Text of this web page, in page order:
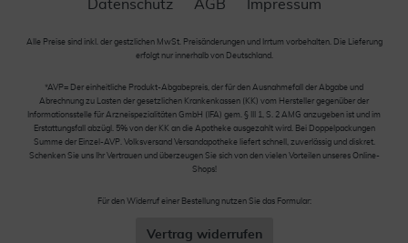
Datenschutz AGB Impressum
Alle Preise sind inkl. der gestzlichen MwSt. Preisänderungen und Irrtum vorbehalten. Die Lieferung
erfolgt nur innerhalb von Deutschland.
*AVP= Der einheitliche Produkt-Abgabepreis, der für den Ausnahmefall der Abgabe und
Abrechnung zu Lasten der gesetzlichen Krankenkassen (KK) vom Hersteller gegenüber der
Informationsstelle für Arzneispezialitäten GmbH (IFA) gem. § III 1, S. 2 AMG anzugeben ist und im
Erstattungsfall abzügl. 5% von der KK an die Apotheke ausgezahlt wird. Bei Doppelpackungen
Summe der Einzel-AVP. Volksversand Versandapotheke liefert schnell, zuverlässig und diskret.
Schenken Sie uns Ihr Vertrauen und überzeugen Sie sich von den vielen Vorteilen unseres Online-
Shops!
Für den Widerruf einer Bestellung nutzen Sie das Formular:
Vertrag widerrufen